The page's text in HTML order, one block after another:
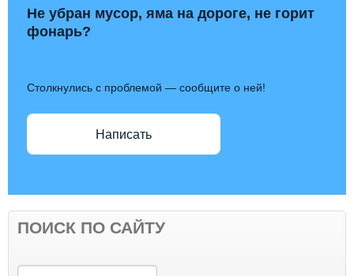
Не убран мусор, яма на дороге, не горит
фонарь?
Столкнулись с проблемой — сообщите о ней!
Написать
ПОИСК ПО САЙТУ
Поиск